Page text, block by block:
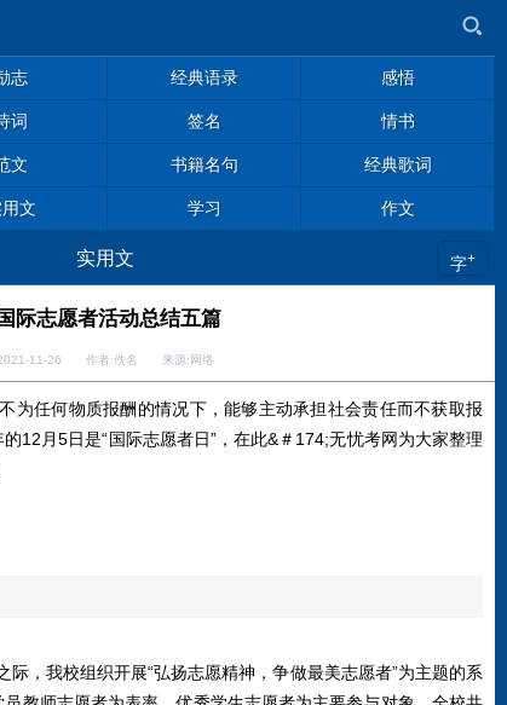
志 经典语录 感悟
词 签名 情书
文 书籍名句 经典歌词
文 学习 作文
实用文 字+
国际志愿者活动总结五篇
11-26 作者:佚名 来源:网络
为任何物质报酬的情况下，能够主动承担社会责任而不获取报
12月5日是“国际志愿者日”，在此&＃174;无忧考网为大家整理
，我校组织开展“弘扬志愿精神，争做最美志愿者”为主题的系